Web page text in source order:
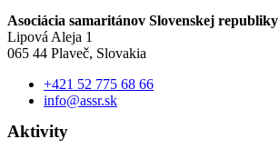
Asociácia samaritánov Slovenskej republiky
Lipová Aleja 1
065 44 Plaveč, Slovakia
+421 52 775 68 66
info@assr.sk
Aktivity